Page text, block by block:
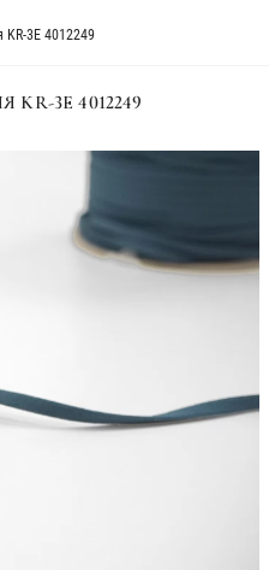
3E 4012249
3E 4012249